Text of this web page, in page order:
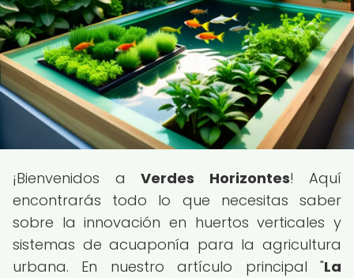
¡Bienvenidos a Verdes Horizontes! Aquí
encontrarás todo lo que necesitas saber
sobre la innovación en huertos verticales y
sistemas de acuaponía para la agricultura
urbana. En nuestro artículo principal "La